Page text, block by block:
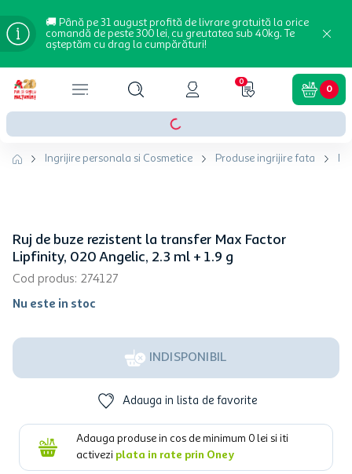
🚚 Până pe 31 august profită de livrare gratuită la orice
comandă de peste 300 lei, cu greutatea sub 40kg. Te
așteptăm cu drag la cumpărături!
0
0
Ingrijire personala si Cosmetice Produse ingrijire fata
Ruj de buze rezistent la transfer Max Factor
Lipfinity, 020 Angelic, 2.3 ml + 1.9 g
Cod produs: 274127
Nu este in stoc
INDISPONIBIL
Adauga in lista de favorite
Adauga produse in cos de minimum 0 lei si iti
activezi plata in rate prin Oney